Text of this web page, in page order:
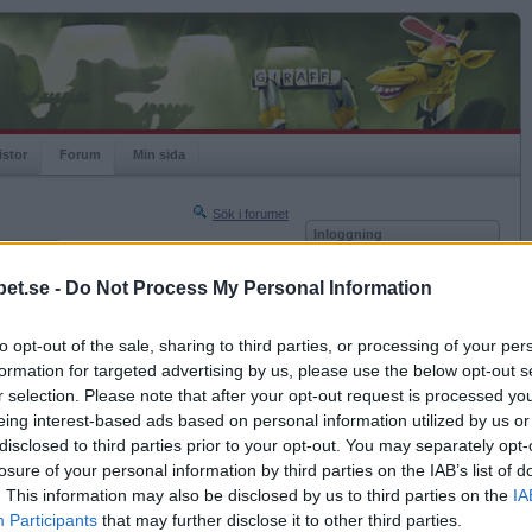
- Do Not Process My Personal Information
opt-out of the sale, sharing to third parties, or processing of your
for targeted advertising by us, please use the below opt-out
selection. Please note that after your opt-out request is processed
interest-based ads based on personal information utilized by us
to third parties prior to your opt-out. You may separately
of your personal information by third parties on the IAB’s list of
This information may also be disclosed by us to third parties on the
Participants that may further disclose it to other third parties.
Forum Min sida
Sök i forumet
Nästa sida »
2011-01-10 13:25
Inloggning
Kom ihåg mig
Glömt ditt lösenord?
Få ny aktiveringslänk
Betapet är gratis!